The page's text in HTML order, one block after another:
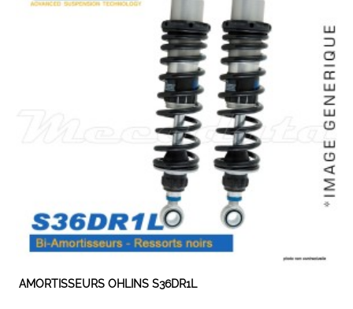
EXPEDIÉ SOUS 5 À 10 JOURS
AMORTISSEURS OHLINS S36DR1L